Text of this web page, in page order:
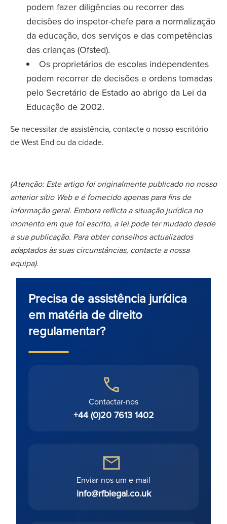
podem fazer diligências ou recorrer das
decisões do inspetor-chefe para a normalização
da educação, dos serviços e das competências
das crianças (Ofsted).
Os proprietários de escolas independentes
podem recorrer de decisões e ordens tomadas
pelo Secretário de Estado ao abrigo da Lei da
Educação de 2002.
Se necessitar de assistência, contacte o nosso escritório
de West End ou da cidade.
(Atenção: Este artigo foi originalmente publicado no nosso
anterior sítio Web e é fornecido apenas para fins de
informação geral. Embora reflicta a situação jurídica no
momento em que foi escrito, a lei pode ter mudado desde
a sua publicação. Para obter conselhos actualizados
adaptados às suas circunstâncias, contacte a nossa
equipa).
Precisa de assistência jurídica
em matéria de direito
regulamentar?
Contactar-nos
+44 (0)20 7613 1402
Enviar-nos um e-mail
info@rfblegal.co.uk